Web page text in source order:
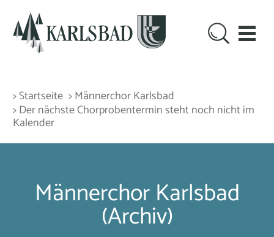
> Startseite > Männerchor Karlsbad
> Der nächste Chorprobentermin steht noch nicht im
Kalender
Männerchor Karlsbad
(Archiv)